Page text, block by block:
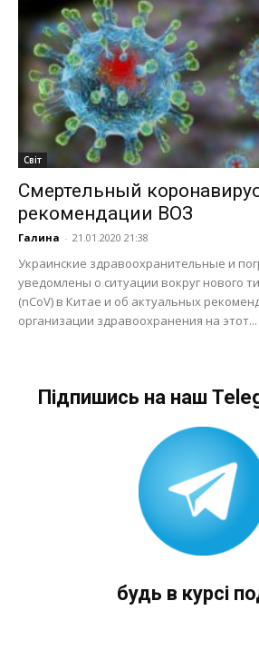
Світ
Смертельный
рекомендации ВОЗ
Галина - 21.01.2020 21:38
Украинские здравоохранительные и
уведомлены о ситуации вокруг нового
(nCoV) в Китае и об актуальных
организации здравоохранения на этот...
Підпишись на наш
будь в курсі